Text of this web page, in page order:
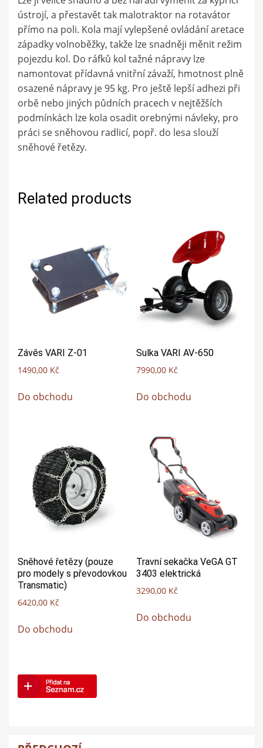
ústrojí, a přestavět tak malotraktor na rotavátor
přímo na poli. Kola mají vylepšené ovládání aretace
západky volnoběžky, takže lze snadněji měnit režim
pojezdu kol. Do ráfků kol tažné nápravy lze
namontovat přídavná vnitřní závaží, hmotnost plně
osazené nápravy je 95 kg. Pro ještě lepší adhezi při
orbě nebo jiných půdních pracech v nejtěžších
podmínkách lze kola osadit orebnými návleky, pro
práci se sněhovou radlicí, popř. do lesa slouží
sněhové řetězy.
Related products
Závěs VARI Z-01
1490,00 Kč
Do obchodu
Sulka VARI AV-650
7990,00 Kč
Do obchodu
Sněhové řetězy (pouze
pro modely s převodovkou
Transmatic)
6420,00 Kč
Do obchodu
Travní sekačka VeGA GT
3403 elektrická
3290,00 Kč
Do obchodu